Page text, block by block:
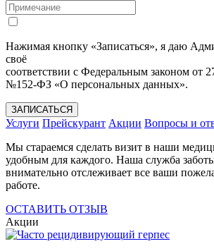
Нажимая кнопку «Записаться», я даю
своё
соответствии с Федеральным законом от
№152-ФЗ «О персональных данных».
ЗАПИСАТЬСЯ
Услуги Прейскурант Акции Вопросы и
Мы стараемся сделать визит в наши
удобным для каждого. Наша служба
внимательно отслеживает все ваши
работе.
ОСТАВИТЬ ОТЗЫВ
Акции